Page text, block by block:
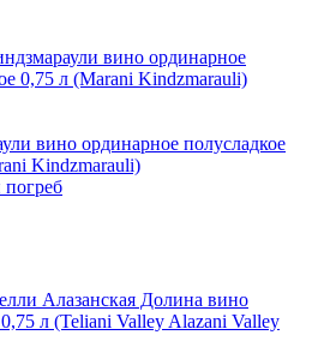
вино ординарное полусладкое
Kindzmarauli)